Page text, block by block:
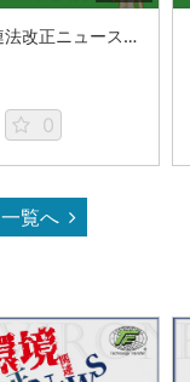
環境関連法改正ニュース_2026年5月
0
一覧へ